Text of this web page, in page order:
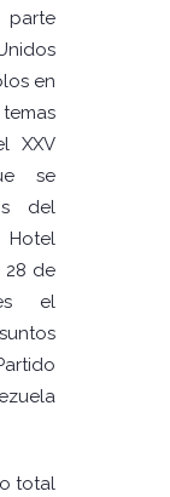
parte
en
XXV
se
del
Hotel
28 de
el
total